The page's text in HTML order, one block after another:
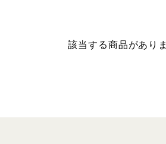
該当する商品があり